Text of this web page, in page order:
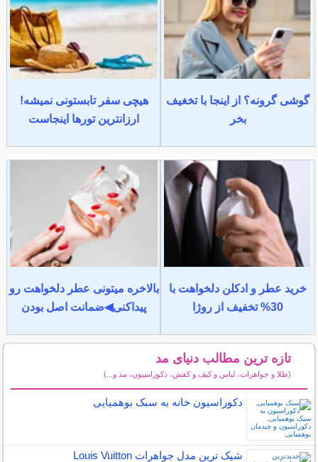
گوشی گرونه؟ از اینجا با تخغیف
بخر
هیچی سفر تابستونی نمیشه!
ارزانترین تورها اینجاست
خرید عطر و ادکلن دلخواهت با
30% تخفیف از روژا
بالاخره میتونی عطر دلخواهت رو
پیداکنی◀ضمانت اصل بودن
تازه ترین مطالب دنیای مد
(طلا و جواهرات، لباس و کیف و کفش، دکوراسیون، مد و...)
دکوراسیون خانه به سبک بوهمیایی
شیک ترین مدل جواهرات Louis Vuitton